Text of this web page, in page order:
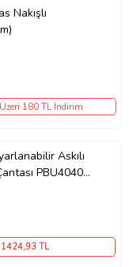
Nakışlı
180 TL İndirim
Askılı
PBU4040
1424,93 TL